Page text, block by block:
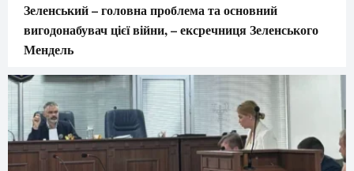
Зеленський – головна проблема та основний
вигодонабувач цієї війни, – ексречниця Зеленського
Мендель